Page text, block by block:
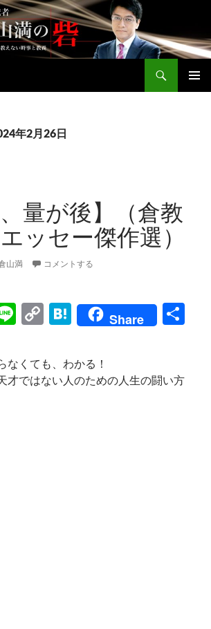
年2月26日
、量が後】（倉教
ッセー傑作選）
山満 コメントする
Li
e
C
p
y
H
e
n
Share
なくても、わかる！
ではない人のための人生の闘い方